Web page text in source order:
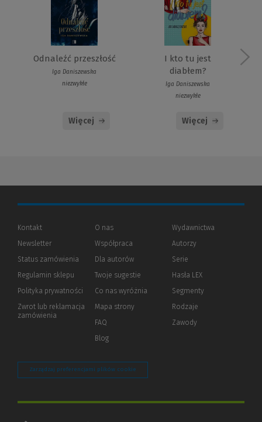
Odnaleźć przeszłość
Iga Daniszewska
niezwykłe
Więcej
I kto tu jest
diabłem?
Iga Daniszewska
niezwykłe
Więcej
Kontakt
Newsletter
Status zamówienia
Regulamin sklepu
Polityka prywatności (Nowe
(Link
innej
Zwrot lub reklamacja
zamówienia
O nas
Współpraca
Dla autorów(Nowe
(Link
innej
Twoje sugestie
Co nas wyróżnia
Mapa strony
FAQ
Blog
Wydawnictwa
Autorzy
Serie
Hasła LEX
Segmenty
Rodzaje
Zawody
Zarządzaj preferencjami plików cookie